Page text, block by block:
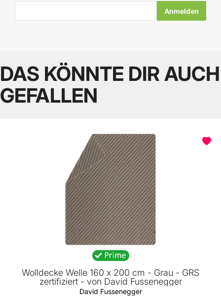
E-Mail-Adresse
DAS KÖNNTE DIR AUCH
GEFALLEN
Wolldecke Welle 160 x 200 cm - Grau - GRS
zertifiziert - von David Fussenegger
David Fussenegger